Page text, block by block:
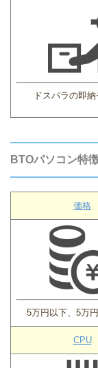
ドスパラの即
BTOパソコン特
価格
5万円以下、5万
CPU